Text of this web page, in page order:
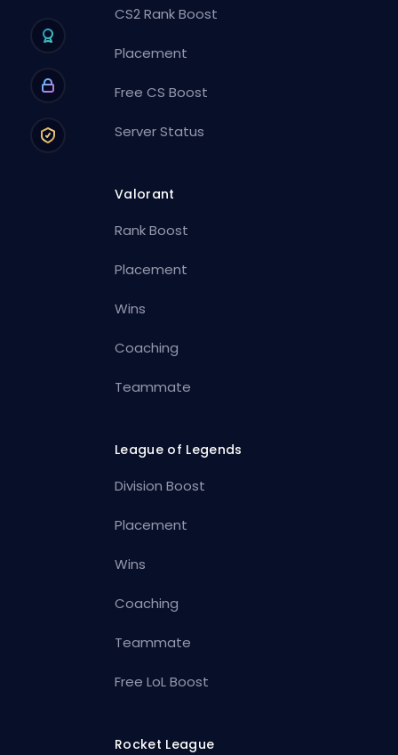
CS2 Rank Boost
Placement
Free CS Boost
Server Status
Valorant
Rank Boost
Placement
Wins
Coaching
Teammate
League of Legends
Division Boost
Placement
Wins
Coaching
Teammate
Free LoL Boost
Rocket League